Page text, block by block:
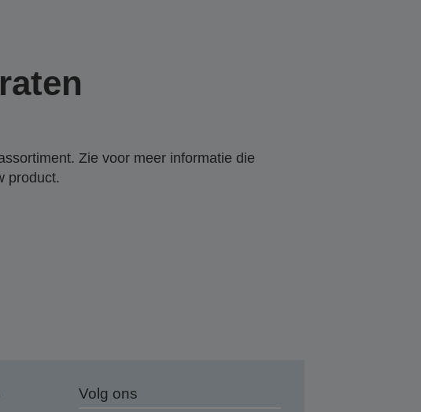
Zie voor meer informatie die
product.
Volg ons